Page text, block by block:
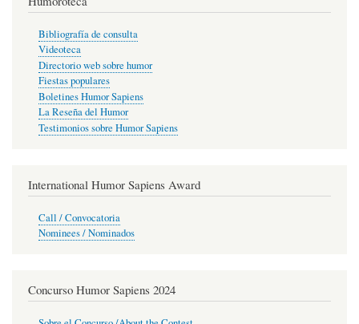
Bibliografía de consulta
Videoteca
Directorio web sobre humor
Fiestas populares
Boletines Humor Sapiens
La Reseña del Humor
Testimonios sobre Humor Sapiens
International Humor Sapiens Award
Call / Convocatoria
Nominees / Nominados
Concurso Humor Sapiens 2024